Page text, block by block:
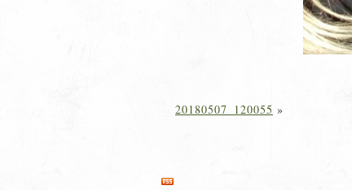
20180507_120055 »